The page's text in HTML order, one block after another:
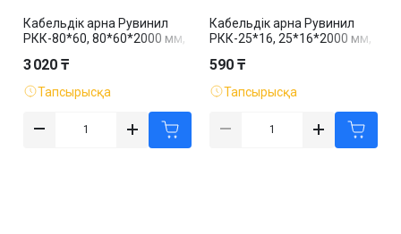
Кабельдік арна Рувинил
РКК-80*60, 80*60*2000 мм,
3 020 ₸
Тапсырысқа
Кабельдік арна Рувинил
РКК-25*16, 25*16*2000 мм,
590 ₸
Тапсырысқа